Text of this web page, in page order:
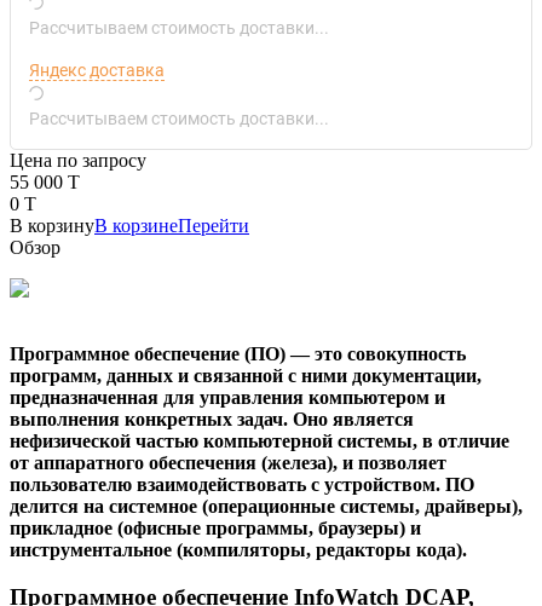
Рассчитываем стоимость доставки...
Яндекс доставка
Рассчитываем стоимость доставки...
Цена по запросу
55 000 T
0 T
В корзинуВ корзинеПерейти
Обзор
Программное обеспечение (ПО) — это совокупность
программ, данных и связанной с ними документации,
предназначенная для управления компьютером и
выполнения конкретных задач. Оно является
нефизической частью компьютерной системы, в отличие
от аппаратного обеспечения (железа), и позволяет
пользователю взаимодействовать с устройством. ПО
делится на системное (операционные системы, драйверы),
прикладное (офисные программы, браузеры) и
инструментальное (компиляторы, редакторы кода).
Программное обеспечение InfoWatch DCAP,